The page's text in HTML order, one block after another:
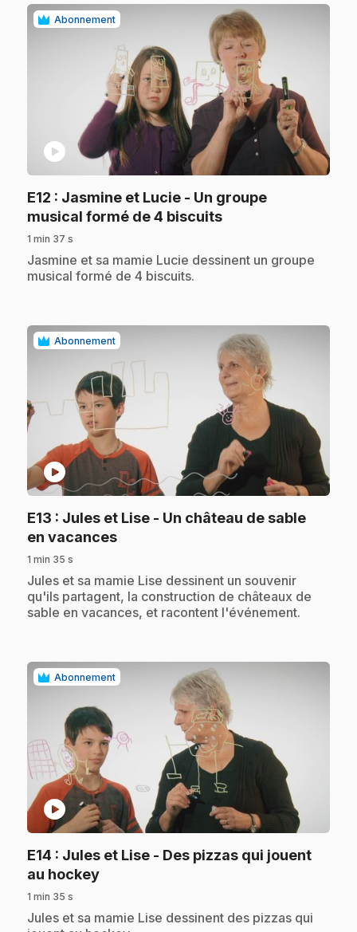
Abonnement
play_circle
E12 : Jasmine et Lucie - Un groupe
musical formé de 4 biscuits.
1 min 37 s
.Jasmine et sa mamie Lucie dessinent un groupe
musical formé de 4 biscuits.
Abonnement
play_circle
E13 : Jules et Lise - Un château de sable
en vacances.
1 min 35 s
.Jules et sa mamie Lise dessinent un souvenir
qu'ils partagent, la construction de châteaux de
sable en vacances, et racontent l'événement.
Abonnement
play_circle
E14 : Jules et Lise - Des pizzas qui jouent
au hockey.
1 min 35 s
.Jules et sa mamie Lise dessinent des pizzas qui